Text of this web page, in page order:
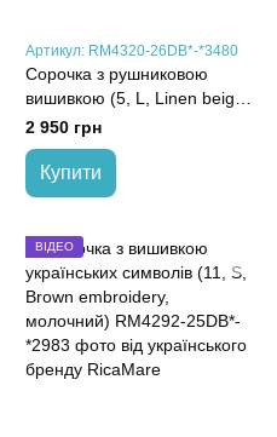
Артикул: RM4320-26DB*-*3480
Сорочка з рушниковою
вишивкою (5, L, Linen beige,
бежевий)
2 950 грн
Купити
ВІДЕО